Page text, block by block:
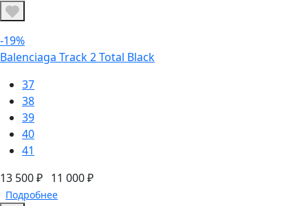
-19%
Balenciaga Track 2 Total Black
37
38
39
40
41
13 500 ₽ 11 000 ₽
Подробнее